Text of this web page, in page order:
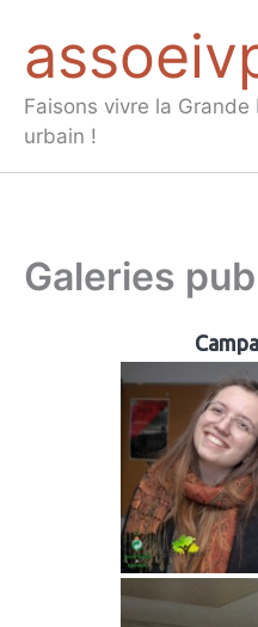
contenu
Faisons vivre la Grande
urbain !
Galeries